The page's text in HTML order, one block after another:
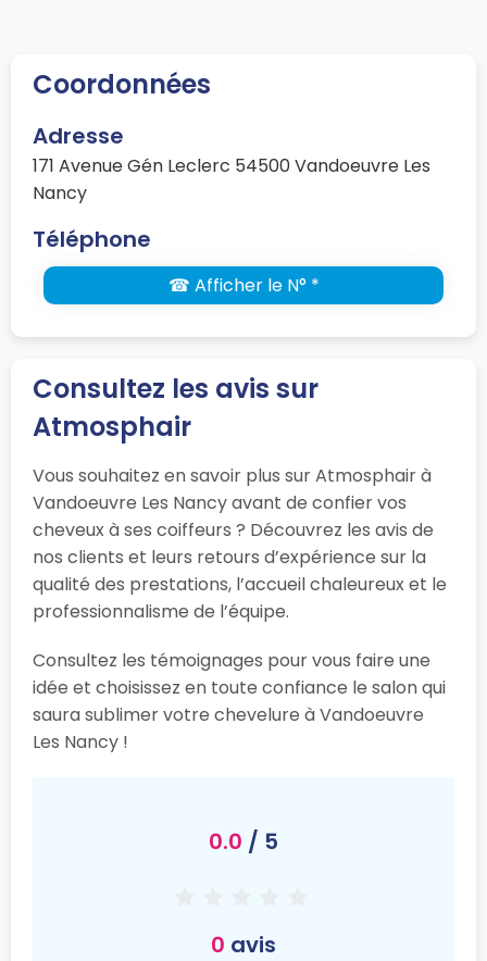
Coordonnées
Adresse
171 Avenue Gén Leclerc 54500 Vandoeuvre Les
Nancy
Téléphone
☎ Afficher le N° *
Consultez les avis sur
Atmosphair
Vous souhaitez en savoir plus sur Atmosphair à
Vandoeuvre Les Nancy avant de confier vos
cheveux à ses coiffeurs ? Découvrez les avis de
nos clients et leurs retours d’expérience sur la
qualité des prestations, l’accueil chaleureux et le
professionnalisme de l’équipe.
Consultez les témoignages pour vous faire une
idée et choisissez en toute confiance le salon qui
saura sublimer votre chevelure à Vandoeuvre
Les Nancy !
0.0 / 5
0 avis